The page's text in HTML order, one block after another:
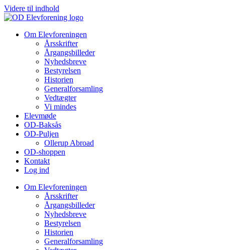
Videre til indhold
Om Elevforeningen
Årsskrifter
Årgangsbilleder
Nyhedsbreve
Bestyrelsen
Historien
Generalforsamling
Vedtægter
Vi mindes
Elevmøde
OD-Baksås
OD-Puljen
Ollerup Abroad
OD-shoppen
Kontakt
Log ind
Om Elevforeningen
Årsskrifter
Årgangsbilleder
Nyhedsbreve
Bestyrelsen
Historien
Generalforsamling